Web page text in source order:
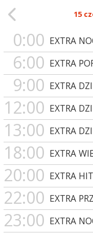
15
0:00 EXTRA
6:00 EXTRA
9:00 EXTRA
12:00 EXTRA
13:00 EXTRA
18:00 EXTRA
20:00 EXTRA
22:00 EXTRA
23:00 EXTRA